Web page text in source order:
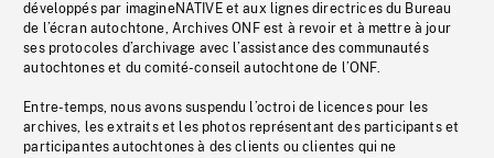
développés par imagineNATIVE et aux lignes directrices du Bureau
de l’écran autochtone, Archives ONF est à revoir et à mettre à jour
ses protocoles d’archivage avec l’assistance des communautés
autochtones et du comité-conseil autochtone de l’ONF.
Entre-temps, nous avons suspendu l’octroi de licences pour les
archives, les extraits et les photos représentant des participants et
participantes autochtones à des clients ou clientes qui ne